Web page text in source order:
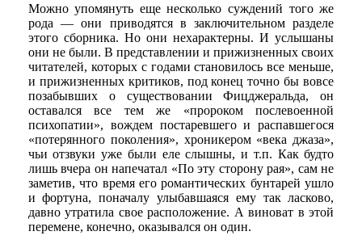
Можно упомянуть еще несколько суждений того же
рода — они приводятся в заключительном разделе
этого сборника. Но они нехарактерны. И услышаны
они не были. В представлении и прижизненных своих
читателей, которых с годами становилось все меньше,
и прижизненных критиков, под конец точно бы вовсе
позабывших о существовании Фицджеральда, он
оставался все тем же «пророком послевоенной
психопатии», вождем постаревшего и распавшегося
«потерянного поколения», хроникером «века джаза»,
чьи отзвуки уже были еле слышны, и т.п. Как будто
лишь вчера он напечатал «По эту сторону рая», сам не
заметив, что время его романтических бунтарей ушло
и фортуна, поначалу улыбавшаяся ему так ласково,
давно утратила свое расположение. А виноват в этой
перемене, конечно, оказывался он один.